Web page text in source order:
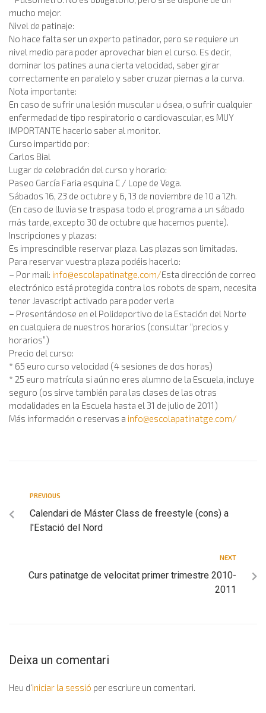
mucho mejor.
Nivel de patinaje:
No hace falta ser un experto patinador, pero se requiere un
nivel medio para poder aprovechar bien el curso. Es decir,
dominar los patines a una cierta velocidad, saber girar
correctamente en paralelo y saber cruzar piernas a la curva.
Nota importante:
En caso de sufrir una lesión muscular u ósea, o sufrir cualquier
enfermedad de tipo respiratorio o cardiovascular, es MUY
IMPORTANTE hacerlo saber al monitor.
Curso impartido por:
Carlos Bial
Lugar de celebración del curso y horario:
Paseo García Faria esquina C / Lope de Vega.
Sábados 16, 23 de octubre y 6, 13 de noviembre de 10 a 12h.
(En caso de lluvia se traspasa todo el programa a un sábado
más tarde, excepto 30 de octubre que hacemos puente).
Inscripciones y plazas:
Es imprescindible reservar plaza. Las plazas son limitadas.
Para reservar vuestra plaza podéis hacerlo:
– Por mail: info@escolapatinatge.com/Esta dirección de correo
electrónico está protegida contra los robots de spam, necesita
tener Javascript activado para poder verla
– Presentándose en el Polideportivo de la Estación del Norte
en cualquiera de nuestros horarios (consultar “precios y
horarios”)
Precio del curso:
* 65 euro curso velocidad (4 sesiones de dos horas)
* 25 euro matrícula si aún no eres alumno de la Escuela, incluye
seguro (os sirve también para las clases de las otras
modalidades en la Escuela hasta el 31 de julio de 2011)
Más información o reservas a info@escolapatinatge.com/
PREVIOUS
Calendari de Máster Class de freestyle (cons) a
l'Estació del Nord
NEXT
Curs patinatge de velocitat primer trimestre 2010-
2011
Deixa un comentari
Heu d'iniciar la sessió per escriure un comentari.